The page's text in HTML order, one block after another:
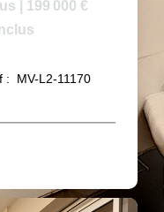
199 000 €
: MV-L2-11170